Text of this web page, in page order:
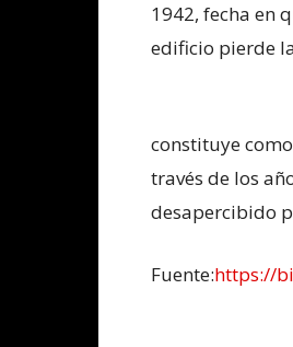
1942, fecha en
edificio pierde
constituye
través de los
desapercibido
Fuente:https://